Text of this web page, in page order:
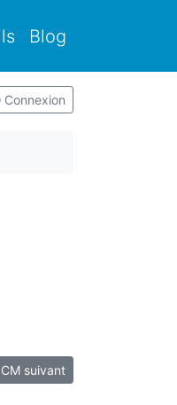
Blog
Connexion
suivant